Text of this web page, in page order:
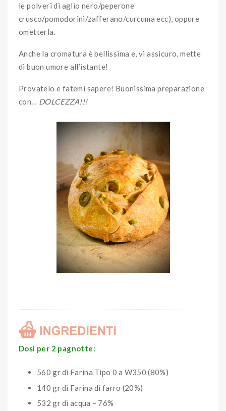
le polveri di aglio nero/peperone
crusco/pomodorini/zafferano/curcuma ecc), oppure
ometterla.
Anche la cromatura è bellissima e, vi assicuro, mette
di buon umore all’istante!
Provatelo e fatemi sapere! Buonissima preparazione
con… DOLCEZZA!!!
Dosi per 2 pagnotte:
560 gr di Farina Tipo 0 a W350 (80%)
140 gr di Farina di farro (20%)
532 gr di acqua – 76%